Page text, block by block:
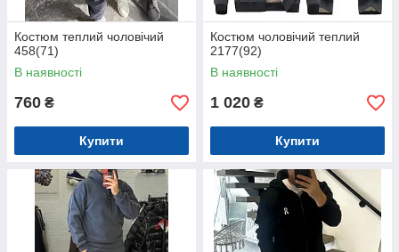
Костюм теплий чоловічий
458(71)
В наявності
760 ₴
Купити
Костюм чоловічий теплий
2177(92)
В наявності
1 020 ₴
Купити